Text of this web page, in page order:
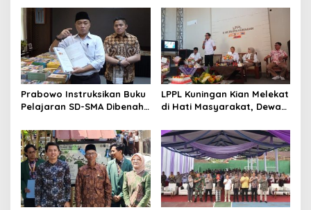
Prabowo Instruksikan Buku
Pelajaran SD-SMA Dibenahi,
sebagai Referensi
LPPL Kuningan Kian Melekat
di Hati Masyarakat, Dewas
Digital